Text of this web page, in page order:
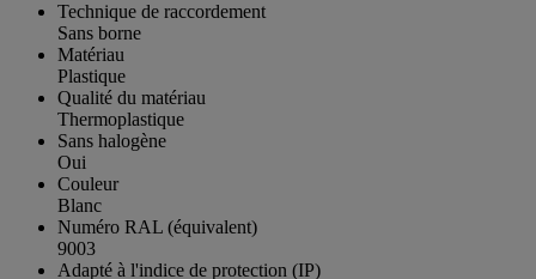
Technique de raccordement
Sans borne
Matériau
Plastique
Qualité du matériau
Thermoplastique
Sans halogène
Oui
Couleur
Blanc
Numéro RAL (équivalent)
9003
Adapté à l'indice de protection (IP)